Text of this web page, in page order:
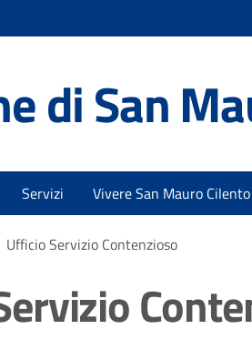
di San
Servizi Vivere San Mauro Cilento
Ufficio Servizio Contenzioso